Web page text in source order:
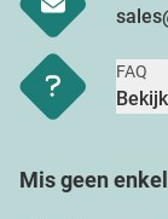
FAQ
Mis geen